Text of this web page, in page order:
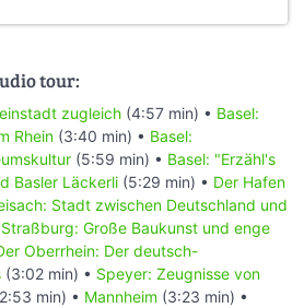
tour:
zugleich (4:57 min) • Basel:
Rhein (3:40 min) • Basel:
(5:59 min) • Basel: "Erzähl's
Basler Läckerli (5:29 min) • Der Hafen
Stadt zwischen Deutschland und
Straßburg: Große Baukunst und enge
Oberrhein: Der deutsch-
(3:02 min) • Speyer: Zeugnisse von
min) • Mannheim (3:23 min) •